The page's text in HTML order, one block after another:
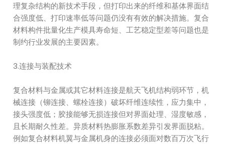
理复杂结构的新技术手段，但打印出来的纤维和基体界面结
合强度低、打印速率低等问题仍没有有效的解决措施。复合
材料构件批量化生产模具寿命短、工艺稳定型差等问题也是
制约行业发展的主要因素。
3.连接与装配技术
复合材料与金属或其它材料连接是航天飞机结构弱环节，机
械连接（铆连接、螺栓连接）破坏纤维连续性，应力集中，
接头强度低；胶接能够无损连接但对界面处理、湿度敏感，
且长期耐久性差。异质材料热膨胀系数差异引发界面脱粘。
例如复合材料机翼与金属机身的连接必须面对数百万次飞行